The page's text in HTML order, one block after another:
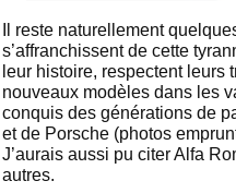
Il reste naturellement
s’affranchissent de cette
leur histoire, respectent leurs
nouveaux modèles dans les
conquis des générations de
et de Porsche (photos
J’aurais aussi pu citer Alfa
autres.